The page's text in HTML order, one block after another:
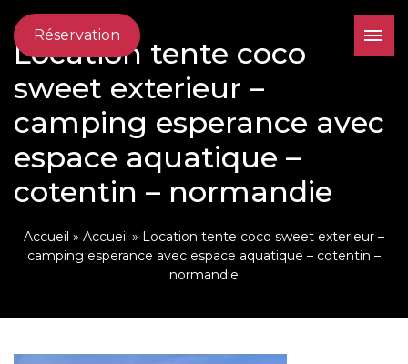
Réservation
Location tente coco
sweet exterieur –
camping esperance avec
espace aquatique –
cotentin – normandie
Accueil » Accueil » Location tente coco sweet exterieur –
camping esperance avec espace aquatique – cotentin –
normandie